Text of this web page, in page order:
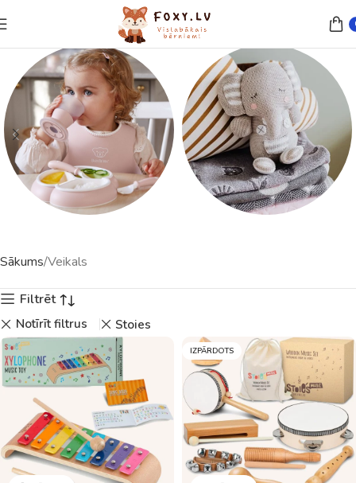
23 preces
Sākums Veikals
Filtrēt
Notīrīt filtrus Stoies
IZPĀRDOTS